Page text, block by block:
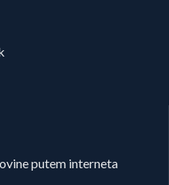
putem interneta